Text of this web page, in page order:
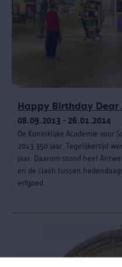
Happy Birthday Dear
08.09.2013 - 26.01.2014
De Koninklijke Academie voor
2013 350 jaar. Tegelijkertijd
jaar. Daarom stond heel
en de clash tussen
erfgoed.